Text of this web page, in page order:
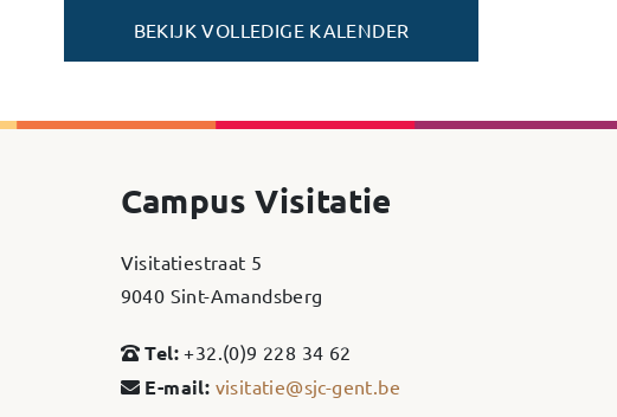
BEKIJK VOLLEDIGE KALENDER
Campus Visitatie
Visitatiestraat 5
9040 Sint-Amandsberg
Tel:+32.(0)9 228 34 62
E-mail: visitatie@sjc-gent.be